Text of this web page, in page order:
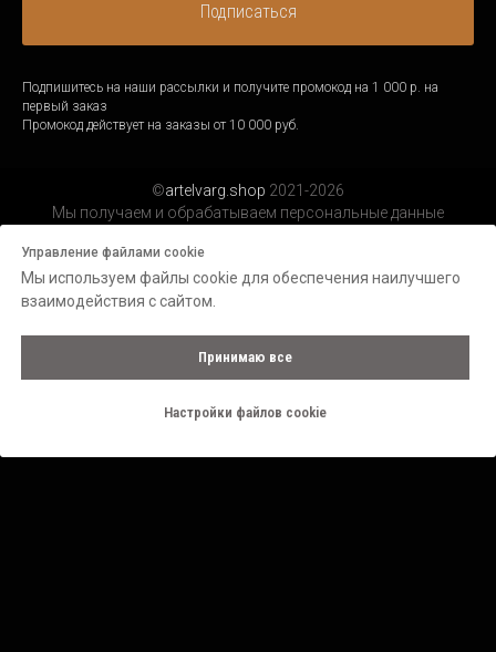
Подписаться
Подпишитесь на наши рассылки и получите промокод на 1 000 р. на
первый заказ
Промокод действует на заказы от 10 000 руб.
©artelvarg.shop 2021-2026
Мы получаем и обрабатываем персональные данные
Управление файлами cookie
Мы используем файлы cookie для обеспечения наилучшего
взаимодействия с сайтом.
Принимаю все
Настройки файлов cookie
Made on Tilda